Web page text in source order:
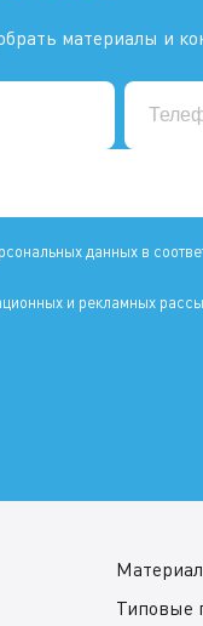
материалы и
данных в
и рекламных
Типовые